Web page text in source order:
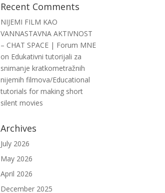
Recent Comments
NIJEMI FILM KAO
VANNASTAVNA AKTIVNOST
– CHAT SPACE | Forum MNE
on Edukativni tutorijali za
snimanje kratkometražnih
nijemih filmova/Educational
tutorials for making short
silent movies
Archives
July 2026
May 2026
April 2026
December 2025